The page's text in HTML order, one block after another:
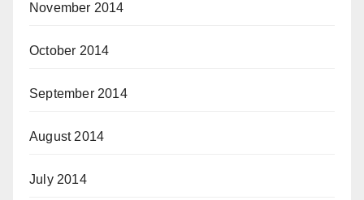
November 2014
October 2014
September 2014
August 2014
July 2014